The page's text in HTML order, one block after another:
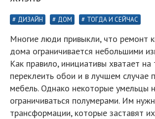
ДИЗАЙН ДОМ ТОГДА И СЕЙЧАС
Многие люди привыкли, что ремонт
дома ограничивается небольшими
Как правило, инициативы хватает
переклеить обои и в лучшем случае
мебель. Однако некоторые умельцы
ограничиваться полумерами. Им
трансформации, которые заставят